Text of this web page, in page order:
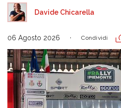
Davide Chicarella
06 Agosto 2026 Condividi